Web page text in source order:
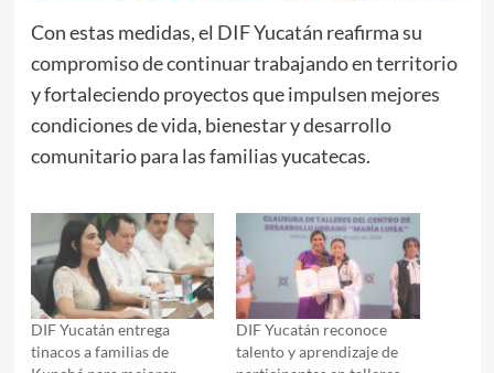
Con estas medidas, el DIF Yucatán reafirma su
compromiso de continuar trabajando en territorio
y fortaleciendo proyectos que impulsen mejores
condiciones de vida, bienestar y desarrollo
comunitario para las familias yucatecas.
DIF Yucatán entrega
tinacos a familias de
DIF Yucatán reconoce
talento y aprendizaje de